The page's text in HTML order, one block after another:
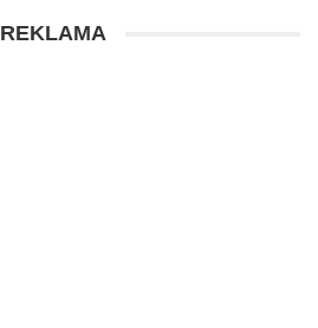
REKLAMA